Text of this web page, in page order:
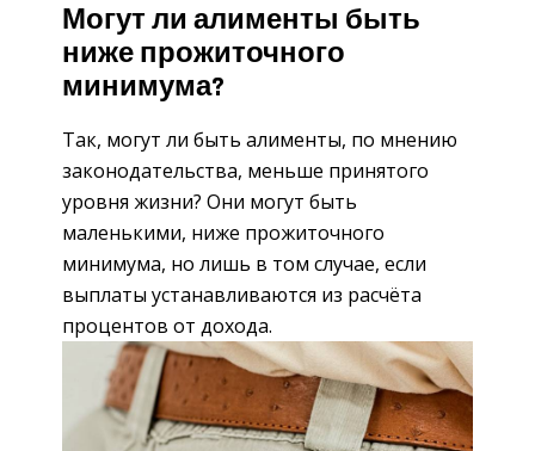
Могут ли алименты быть
ниже прожиточного
минимума?
Так, могут ли быть алименты, по мнению
законодательства, меньше принятого
уровня жизни? Они могут быть
маленькими, ниже прожиточного
минимума, но лишь в том случае, если
выплаты устанавливаются из расчёта
процентов от дохода.